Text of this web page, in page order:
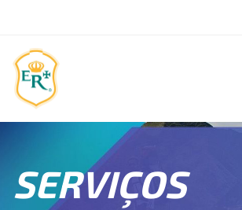
SERVIÇOS